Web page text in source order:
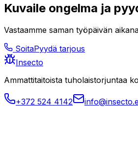
Kuvaile ongelma ja
Vastaamme saman työpäivän
SoitaPyydä tarjous
Insecto
Ammattitaitoista tuholaistorjuntaa
+372 524 4142